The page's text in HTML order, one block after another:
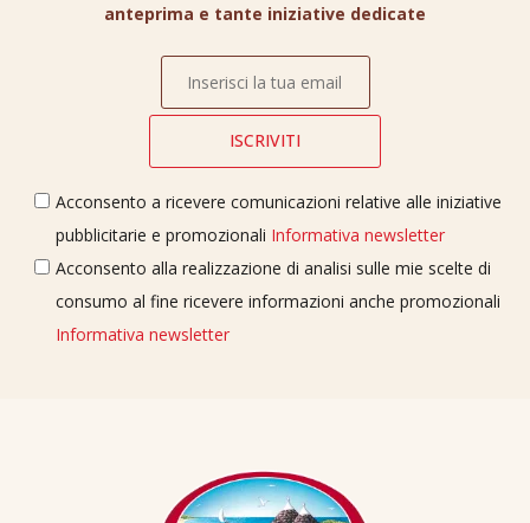
anteprima e tante iniziative dedicate
Acconsento a ricevere comunicazioni relative alle iniziative
pubblicitarie e promozionali Informativa newsletter
Acconsento alla realizzazione di analisi sulle mie scelte di
consumo al fine ricevere informazioni anche promozionali
Informativa newsletter